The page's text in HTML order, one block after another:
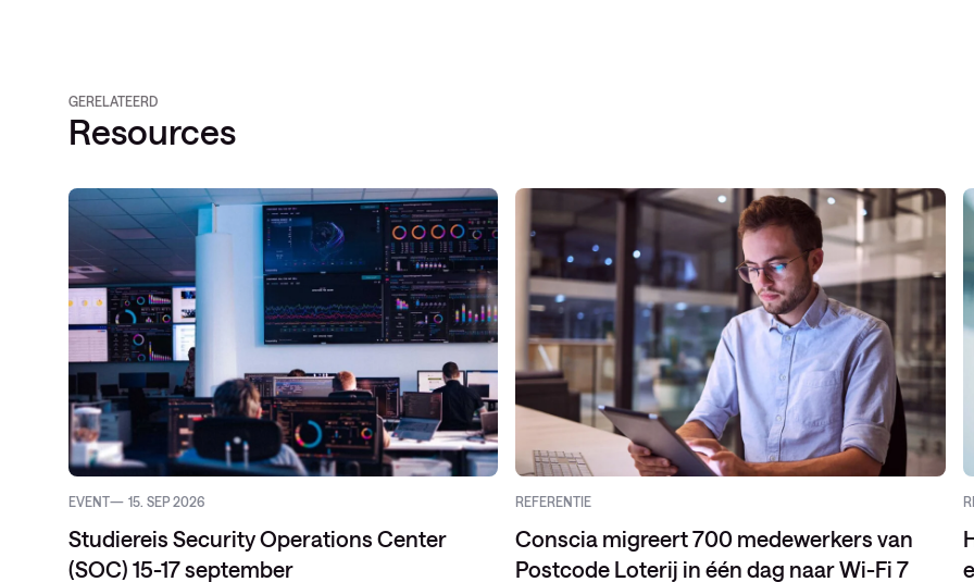
GERELATEERD
Resources
EVENT 15. SEP 2026
Studiereis Security Operations Center
(SOC) 15-17 september
REFERENTIE
Conscia migreert 700 medewerkers van
Postcode Loterij in één dag naar Wi-Fi 7